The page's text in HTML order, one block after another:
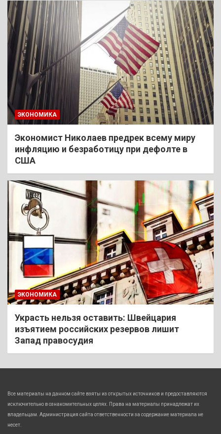
ЭКОНОМИКА
Экономист Николаев предрек всему миру
инфляцию и безработицу при дефолте в
США
ЭКОНОМИКА
Украсть нельзя оставить: Швейцария
изъятием российских резервов лишит
Запад правосудия
Все материалы на данном сайте взяты из открытых источников и предоставляются
исключительно в ознакомительных целях. Права на материалы принадлежат их
владельцам. Администрация сайта ответственности за содержание материала не
несет.